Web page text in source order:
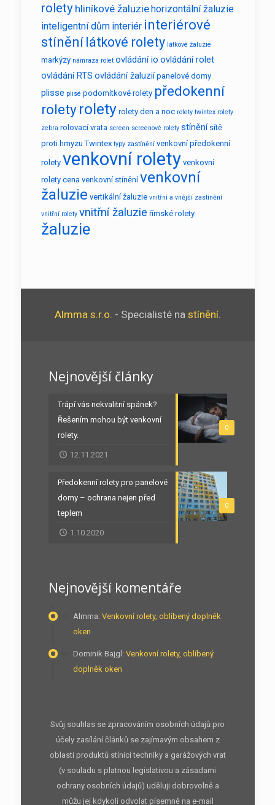
rolety hliníkové žaluzie horizontální žaluzie
inteligentní dům interiér interiérové
stínění látkové rolety látkové žaluzie
markýzy námraza rolet ovládání io ovládání rolet
ovládání RTS ovládání žaluzií panelové domy
plisse plisé podomítkové rolety předokenní
rolety rolety rolety den a noc rolety twintex rolety
zebra rolovací vrata screen screenové rolety stínění sítě
proti hmyzu Twintex typy zastínění venkovní předokenní
rolety venkovní rolety venkovní
rolety cena venkovní stínění venkovní
žaluzie vertikální žaluzie vnitřní a vnější zastínění
vnitřní rolety vnitřní žaluzie římské rolety
žaluzie
Almma s.r.o. - Specialisté na stínění.
Nejnovější články
0
Trápí vás nekvalitní spánek?
Řešením mohou být venkovní
rolety.
12.11.2021
0
Předokenní rolety pro panelové
domy – ochrana nejen před
teplem
1.10.2020
Nejnovější komentáře
Almma: Venkovní rolety, oblíbený doplněk
oken
Dominik Bajgl : Venkovní rolety, oblíbený
doplněk oken
Svůj souhlas se zpracováním osobních údajů pro
účely zasílání článků se zajímavým obsahem z
oblasti produktů stínicí techniky a garážových vrat
(v souladu s platnou legislativou a zásadami
ochrany osobních údajů) uděluji dobrovolně a
můžu jej kdykoli odvolat písemně na e-mail